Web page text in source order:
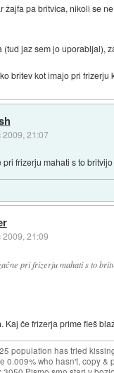
žajfa pa britvica, nikoli se
(tud jaz sem jo uporabljal),
britev kot imajo pri frizerju
2009, 21:07
pri frizerju mahati s to
2009, 21:09
pri frizerju mahati s to
Kaj če frizerja prime fleš
population has tried
0.009% who hasn't, copy &